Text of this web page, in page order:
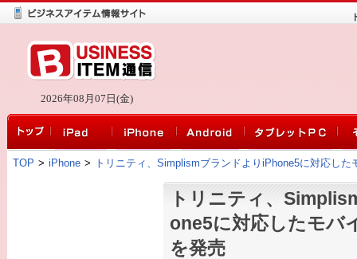
2026年08月07日(金)
TOP > iPhone > トリニティ、SimplismブランドよりiPhone5に対応し
トリニティ、
one5に対応したモバ
を発売